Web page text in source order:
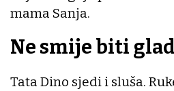
mama Sanja.
Ne smije biti
Tata Dino sjedi i sluša.